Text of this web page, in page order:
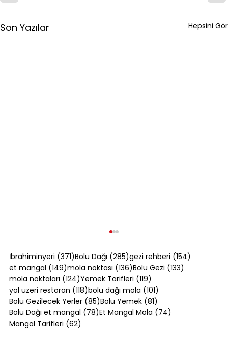
Son Yazılar Hepsini Gör
İbrahiminyeri (371)371 yazı
Bolu Dağı (285)285 yazı
gezi rehberi (154)
et mangal (149)149 yazı
mola noktası (136)136 yazı
Bolu Gezi (133)
mola noktaları (124)124 yazı
Yemek Tarifleri (119)
yol üzeri restoran (118)118 yazı
bolu dağı mola (101)
Bolu Gezilecek Yerler (85)85 yazı
Bolu Yemek (81)
Bolu Dağı et mangal (78)78 yazı
Et Mangal Mola (74)
Mangal Tarifleri (62)